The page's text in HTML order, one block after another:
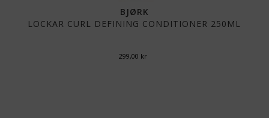
BJØRK
LOCKAR CURL DEFINING CONDITIONER 250ML
299,00 kr